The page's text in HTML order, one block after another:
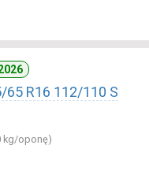
65 R16 112/110 S
kg/oponę)